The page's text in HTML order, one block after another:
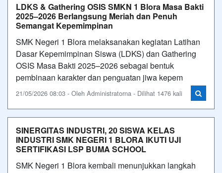
LDKS & Gathering OSIS SMKN 1 Blora Masa Bakti
2025–2026 Berlangsung Meriah dan Penuh
Semangat Kepemimpinan
SMK Negeri 1 Blora melaksanakan kegiatan Latihan
Dasar Kepemimpinan Siswa (LDKS) dan Gathering
OSIS Masa Bakti 2025–2026 sebagai bentuk
pembinaan karakter dan penguatan jiwa kepem
21/05/2026 08:03 - Oleh Administratorna - Dilihat 1476 kali
SINERGITAS INDUSTRI, 20 SISWA KELAS
INDUSTRI SMK NEGERI 1 BLORA IKUTI UJI
SERTIFIKASI LSP BUMA SCHOOL
SMK Negeri 1 Blora kembali menunjukkan langkah